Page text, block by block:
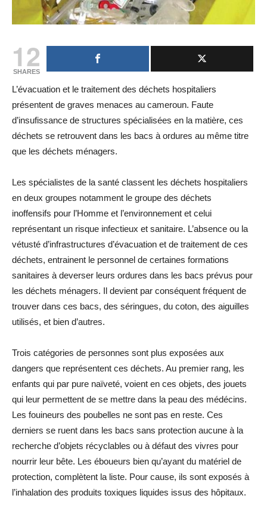
12
SHARES
L’évacuation et le traitement des déchets hospitaliers
présentent de graves menaces au cameroun. Faute
d’insufissance de structures spécialisées en la matière, ces
déchets se retrouvent dans les bacs à ordures au même titre
que les déchets ménagers.
Les spécialistes de la santé classent les déchets hospitaliers
en deux groupes notamment le groupe des déchets
inoffensifs pour l’Homme et l’environnement et celui
représentant un risque infectieux et sanitaire. L’absence ou la
vétusté d’infrastructures d’évacuation et de traitement de ces
déchets, entrainent le personnel de certaines formations
sanitaires à deverser leurs ordures dans les bacs prévus pour
les déchets ménagers. Il devient par conséquent fréquent de
trouver dans ces bacs, des séringues, du coton, des aiguilles
utilisés, et bien d’autres.
Trois catégories de personnes sont plus exposées aux
dangers que représentent ces déchets. Au premier rang, les
enfants qui par pure naïveté, voient en ces objets, des jouets
qui leur permettent de se mettre dans la peau des médécins.
Les fouineurs des poubelles ne sont pas en reste. Ces
derniers se ruent dans les bacs sans protection aucune à la
recherche d’objets récyclables ou à défaut des vivres pour
nourrir leur bête. Les éboueurs bien qu’ayant du matériel de
protection, complètent la liste. Pour cause, ils sont exposés à
l’inhalation des produits toxiques liquides issus des hôpitaux.